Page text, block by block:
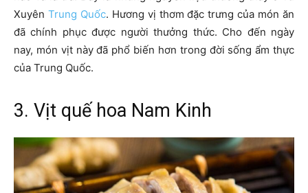
Xuyên Trung Quốc. Hương vị thơm đặc trưng của món ăn
đã chính phục được người thưởng thức. Cho đến ngày
nay, món vịt này đã phổ biến hơn trong đời sống ẩm thực
của Trung Quốc.
3. Vịt quế hoa Nam Kinh